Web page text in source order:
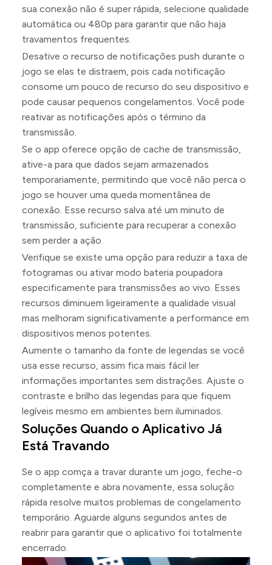
sua conexão não é super rápida, selecione qualidade
automática ou 480p para garantir que não haja
travamentos frequentes.
Desative o recurso de notificações push durante o
jogo se elas te distraem, pois cada notificação
consome um pouco de recurso do seu dispositivo e
pode causar pequenos congelamentos. Você pode
reativar as notificações após o término da
transmissão.
Se o app oferece opção de cache de transmissão,
ative-a para que dados sejam armazenados
temporariamente, permitindo que você não perca o
jogo se houver uma queda momentânea de
conexão. Esse recurso salva até um minuto de
transmissão, suficiente para recuperar a conexão
sem perder a ação.
Verifique se existe uma opção para reduzir a taxa de
fotogramas ou ativar modo bateria poupadora
especificamente para transmissões ao vivo. Esses
recursos diminuem ligeiramente a qualidade visual
mas melhoram significativamente a performance em
dispositivos menos potentes.
Aumente o tamanho da fonte de legendas se você
usa esse recurso, assim fica mais fácil ler
informações importantes sem distrações. Ajuste o
contraste e brilho das legendas para que fiquem
legíveis mesmo em ambientes bem iluminados.
Soluções Quando o Aplicativo Já
Está Travando
Se o app comça a travar durante um jogo, feche-o
completamente e abra novamente, essa solução
rápida resolve muitos problemas de congelamento
temporário. Aguarde alguns segundos antes de
reabrir para garantir que o aplicativo foi totalmente
encerrado.